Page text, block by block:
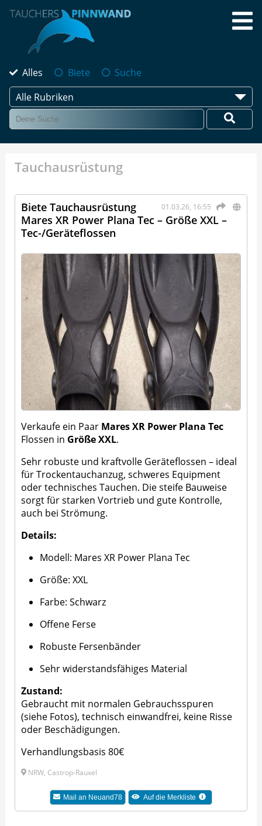
Alles Biete
Suche
Alle Rubriken
Tauchausrüstung
01.03.26, 16:55
Biete Tauchausrüstung
Mares XR Power Plana Tec – Größe XXL –
Tec-/Geräteflossen
Verkaufe ein Paar Mares XR Power Plana Tec
Flossen in Größe XXL.
Sehr robuste und kraftvolle Geräteflossen – ideal
für Trockentauchanzug, schweres Equipment
oder technisches Tauchen. Die steife Bauweise
sorgt für starken Vortrieb und gute Kontrolle,
auch bei Strömung.
Details:
Modell: Mares XR Power Plana Tec
Größe: XXL
Farbe: Schwarz
Offene Ferse
Robuste Fersenbänder
Sehr widerstandsfähiges Material
Zustand:
Gebraucht mit normalen Gebrauchsspuren
(siehe Fotos), technisch einwandfrei, keine Risse
oder Beschädigungen.
Verhandlungsbasis 80€
NRW, Castrop-Rauxel
Mail an Neuand78 Auf die Merkliste